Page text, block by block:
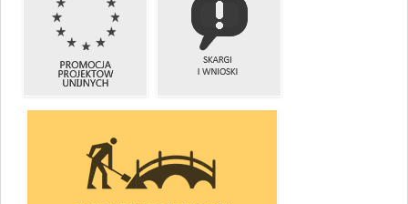
ZREALIZOWANE
INWESTYCJE
I ZADANIA
PROMOCJA
PROJEKTÓW
KRAJOWYCH
PROMOCJA
PROJEKTÓW
UNIJNYCH
I WNIOSKI